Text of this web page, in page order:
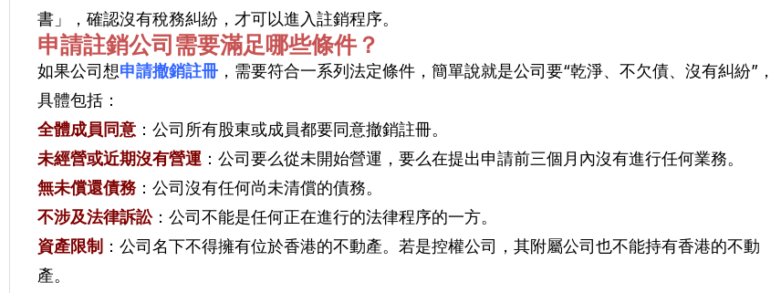
書」，確認沒有稅務糾紛，才可以進入註銷程序。
申請註銷公司需要滿足哪些條件？
如果公司想申請撤銷註冊 ，需要符合一系列法定條件，簡單說就是公司要“乾淨、不欠債、沒有糾紛”，
具體包括：
全體成員同意 ：公司所有股東或成員都要同意撤銷註冊。
未經營或近期沒有營運 ：公司要么從未開始營運，要么在提出申請前三個月內沒有進行任何業務。
無未償還債務：公司沒有任何尚未清償的債務。
不涉及法律訴訟：公司不能是任何正在進行的法律程序的一方。
資產限制 ：公司名下不得擁有位於香港的不動產。若是控權公司，其附屬公司也不能持有香港的不動
產。